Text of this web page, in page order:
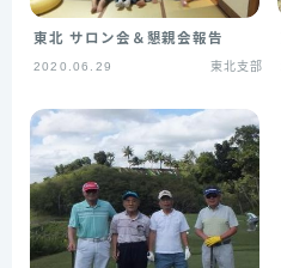
支部活動報告
リンク集
東北 サロン会＆懇親会報告
2020.06.29 東北支部